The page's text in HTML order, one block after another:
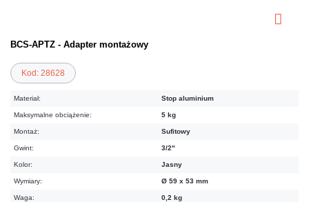
BCS-APTZ - Adapter montażowy
Kod: 28628
Materiał: Stop aluminium
Maksymalne obciążenie: 5 kg
Montaż: Sufitowy
Gwint: 3/2"
Kolor: Jasny
Wymiary: Ø 59 x 53 mm
Waga: 0,2 kg